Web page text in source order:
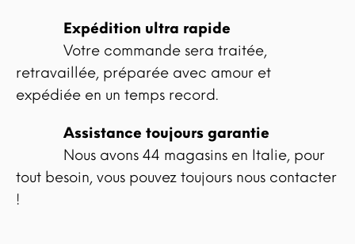
Expédition ultra rapide
Votre commande sera traitée,
retravaillée, préparée avec amour et
expédiée en un temps record.
Assistance toujours garantie
Nous avons 44 magasins en Italie, pour
tout besoin, vous pouvez toujours nous contacter
!